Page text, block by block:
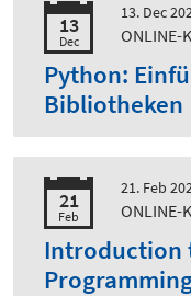
13
Dec
13. Dec
ONLINE-
Python:
Bibliotheken
21
Feb
21. Feb
ONLINE-
Introduction